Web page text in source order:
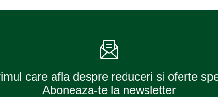
care afla despre reduceri si oferte
Aboneaza-te la newsletter